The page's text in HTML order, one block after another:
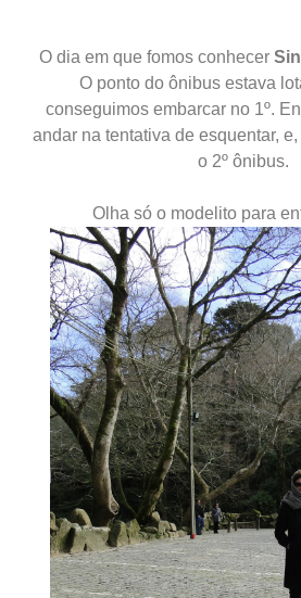
O dia em que fomos conhecer
O ponto do ônibus estava
conseguimos embarcar no 1º.
andar na tentativa de esquentar,
o 2º ônibus.
Olha só o modelito para